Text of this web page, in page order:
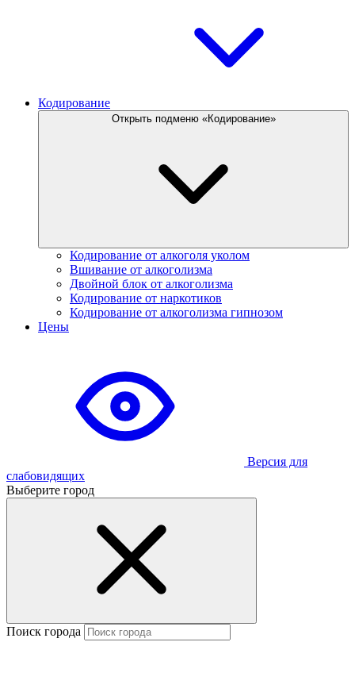
Кодирование
Открыть подменю «Кодирование»
Кодирование от алкоголя уколом
Вшивание от алкоголизма
Двойной блок от алкоголизма
Кодирование от наркотиков
Кодирование от алкоголизма гипнозом
Цены
Версия для
слабовидящих
Выберите город
Поиск города